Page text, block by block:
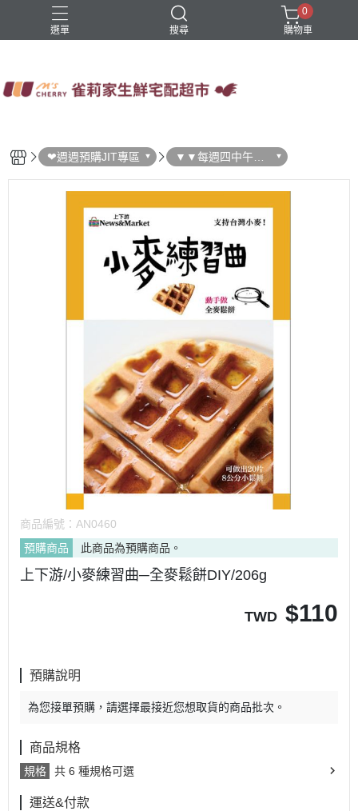
選單 搜尋
0
購物車
❤週週預購JIT專區
▼▼每週四中午結
單 ▼▼
商品編號： AN0460
預購商品
此商品為預購商品。
上下游/小麥練習曲─全麥鬆餅DIY/206g
TWD $110
預購說明
為您接單預購，請選擇最接近您想取貨的商品批次。
商品規格
規格 共 6 種規格可選
運送&付款